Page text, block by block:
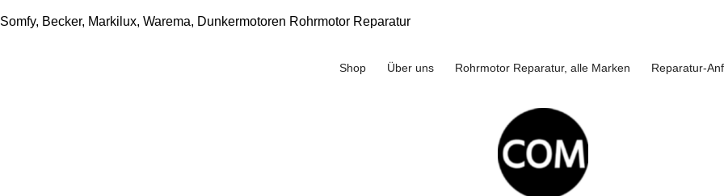
Somfy, Becker, Markilux, Warema, Dunkermotoren Rohrmotor Reparatur
Shop Über uns Rohrmotor Reparatur, alle Marken Reparatur-